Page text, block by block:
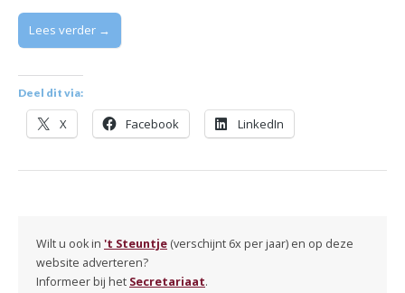
Lees verder →
Deel dit via:
X Facebook LinkedIn
Wilt u ook in 't Steuntje (verschijnt 6x per jaar) en op deze
website adverteren?
Informeer bij het Secretariaat.